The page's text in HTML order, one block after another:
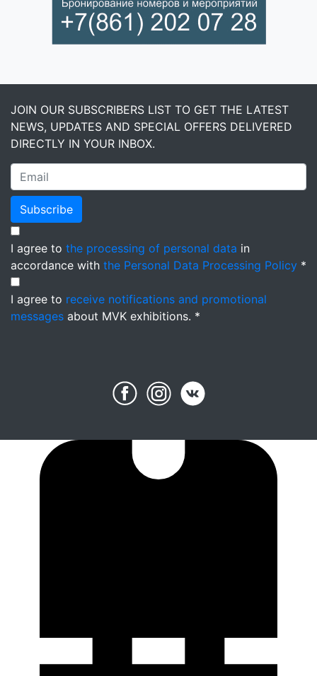
JOIN OUR SUBSCRIBERS LIST TO GET THE LATEST
NEWS, UPDATES AND SPECIAL OFFERS DELIVERED
DIRECTLY IN YOUR INBOX.
Subscribe
I agree to the processing of personal data in
accordance with the Personal Data Processing Policy *
I agree to receive notifications and promotional
messages about MVK exhibitions. *